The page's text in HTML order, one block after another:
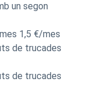
un segon
1,5 €/mes
de trucades
de trucades